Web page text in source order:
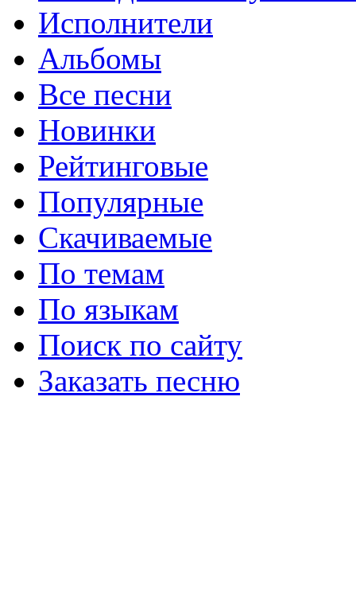
Исполнители
Альбомы
Все песни
Новинки
Рейтинговые
Популярные
Скачиваемые
По темам
По языкам
Поиск по сайту
Заказать песню